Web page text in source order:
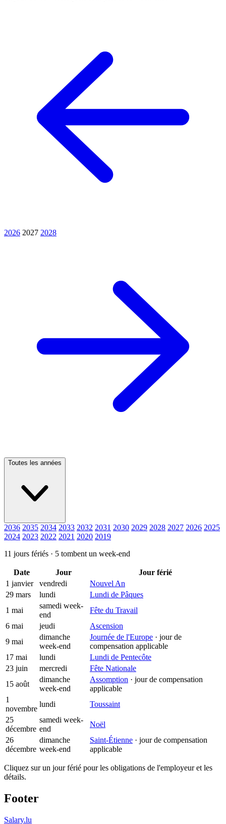
2026 2027 2028
Toutes les années
2036 2035 2034 2033 2032 2031 2030 2029 2028 2027 2026 2025
2024 2023 2022 2021 2020 2019
11 jours fériés · 5 tombent un week-end
Date Jour
Jour férié
1 janvier
vendredi
Nouvel An
29 mars
lundi
Lundi de Pâques
1 mai
samedi week-
end
Fête du Travail
6 mai
jeudi
Ascension
9 mai
dimanche
week-end
Journée de l'Europe · jour de
compensation applicable
17 mai
lundi
Lundi de Pentecôte
23 juin
mercredi
Fête Nationale
15 août
dimanche
week-end
Assomption · jour de compensation
applicable
1
novembre
lundi
Toussaint
25
décembre
samedi week-
end
Noël
26
décembre
dimanche
week-end
Saint-Étienne · jour de compensation
applicable
Cliquez sur un jour férié pour les obligations de l'employeur et les
détails.
Footer
Salary.lu